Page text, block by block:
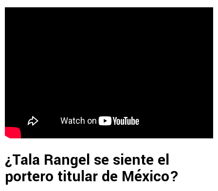
¿Tala Rangel se siente el
portero titular de México?